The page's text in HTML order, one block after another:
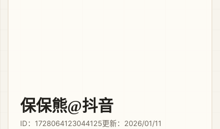
保保熊@抖音
ID：1728064123044125更新：2026/01/11